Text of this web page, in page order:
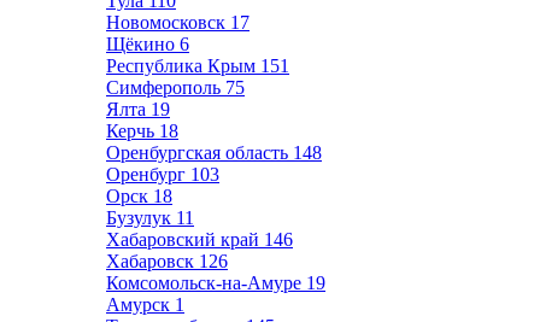
Новомосковск 17
Щёкино 6
Республика Крым 151
Симферополь 75
Ялта 19
Керчь 18
Оренбургская область 148
Оренбург 103
Орск 18
Бузулук 11
Хабаровский край 146
Хабаровск 126
Комсомольск-на-Амуре 19
Амурск 1